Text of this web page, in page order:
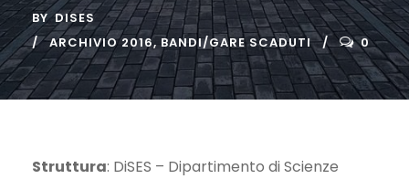
BY DISES
ARCHIVIO 2016, BANDI/GARE SCADUTI 0
Struttura: DiSES – Dipartimento di Scienze